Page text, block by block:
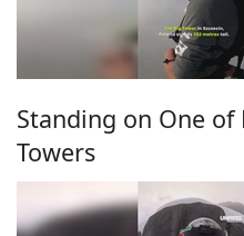
Standing on One of
Towers